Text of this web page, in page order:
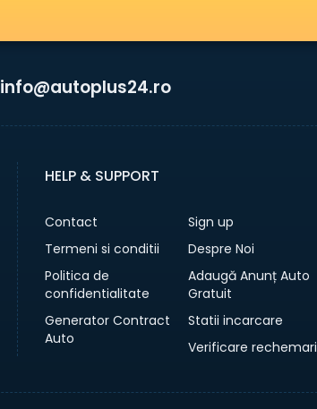
info@autoplus24.ro
HELP & SUPPORT
Contact
Sign up
Termeni si conditii
Despre Noi
Politica de
confidentialitate
Adaugă Anunț Auto
Gratuit
Generator Contract
Auto
Statii incarcare
Verificare rechemari